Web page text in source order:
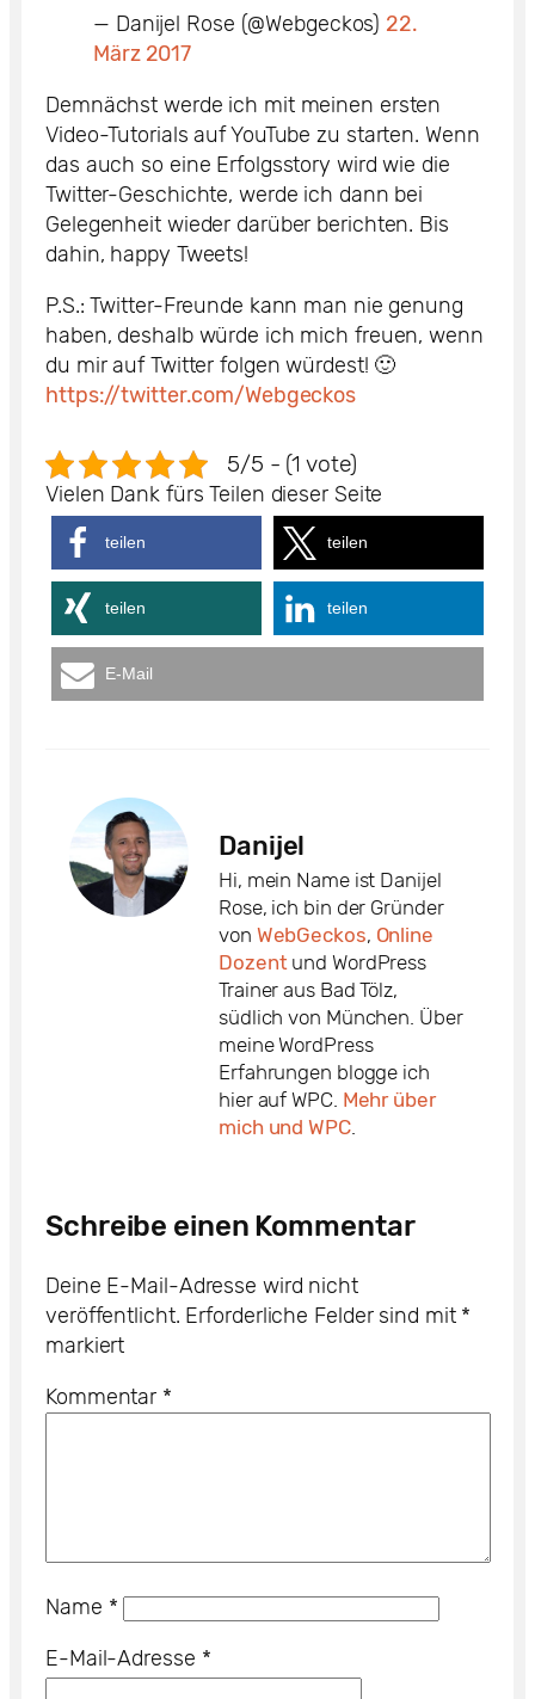
— Danijel Rose (@Webgeckos) 22.
März 2017
Demnächst werde ich mit meinen ersten
Video-Tutorials auf YouTube zu starten. Wenn
das auch so eine Erfolgsstory wird wie die
Twitter-Geschichte, werde ich dann bei
Gelegenheit wieder darüber berichten. Bis
dahin, happy Tweets!
P.S.: Twitter-Freunde kann man nie genung
haben, deshalb würde ich mich freuen, wenn
du mir auf Twitter folgen würdest! 🙂
https://twitter.com/Webgeckos
5/5 - (1 vote)
Vielen Dank fürs Teilen dieser Seite
teilen teilen
teilen teilen
E-Mail
Danijel
Hi, mein Name ist Danijel
Rose, ich bin der Gründer
von WebGeckos, Online
Dozent und WordPress
Trainer aus Bad Tölz,
südlich von München. Über
meine WordPress
Erfahrungen blogge ich
hier auf WPC. Mehr über
mich und WPC.
Schreibe einen Kommentar
Deine E-Mail-Adresse wird nicht
veröffentlicht. Erforderliche Felder sind mit *
markiert
Kommentar *
Name *
E-Mail-Adresse *